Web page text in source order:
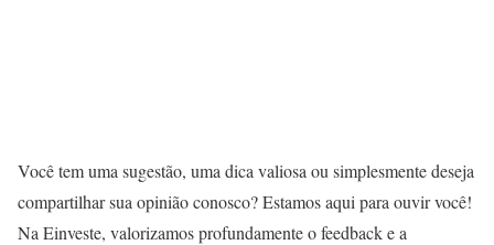
Você tem uma sugestão, uma dica valiosa ou simplesmente deseja
compartilhar sua opinião conosco? Estamos aqui para ouvir você!
Na Einveste, valorizamos profundamente o feedback e a